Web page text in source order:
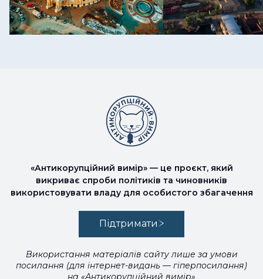
«Антикорупційний вимір» — це проєкт, який
викриває спроби політиків та чиновників
використовувати владу для особистого збагачення
Підтримати
Використання матеріалів сайту лише за умови
посилання (для інтернет-видань — гіперпосилання)
на «Антикорупційний вимір»